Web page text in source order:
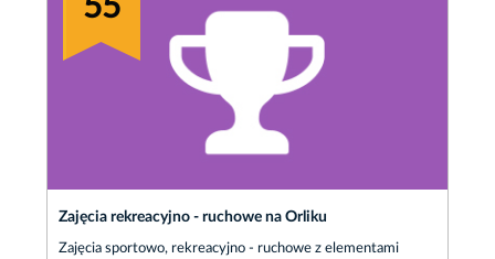
55
Zajęcia rekreacyjno - ruchowe na Orliku
Zajęcia sportowo, rekreacyjno - ruchowe z elementami